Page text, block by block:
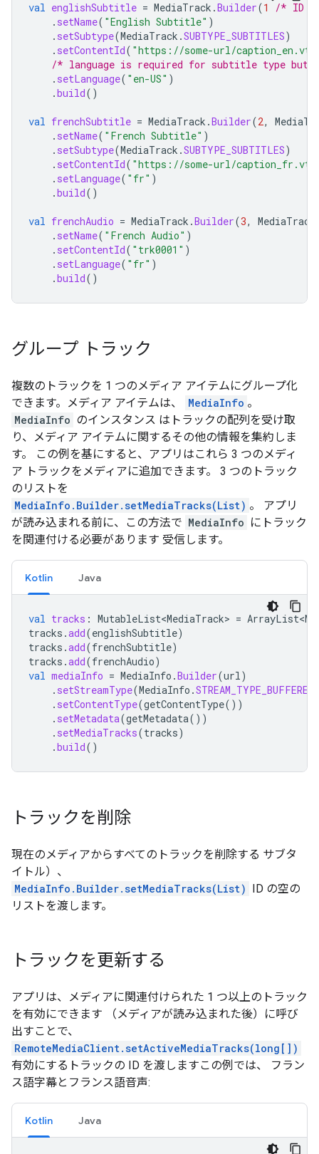
val englishSubtitle = MediaTrack .Builder(1
/* ID
. setName( "English Subtitle" )
. setSubtype(MediaTrack .SUBTYPE_SUBTITLES)
. setContentId( "https://some-url/
/* language is required for subtitle type but
. setLanguage( "en-US" )
.build()
val frenchSubtitle = MediaTrack .Builder(2,
. setName( "French Subtitle" )
. setSubtype(MediaTrack .SUBTYPE_SUBTITLES)
. setContentId( "https://some-url/
. setLanguage( "fr" )
.build()
val frenchAudio = MediaTrack .Builder(3, MediaTrack
. setName( "French Audio" )
. setContentId( "trk0001" )
. setLanguage( "fr" )
.build()
グループ トラック
複数のトラックを 1 つのメディア アイテムにグループ化
できます。メディア アイテムは、
MediaInfo 。
MediaInfo のインスタンス はトラックの配列を受け取
り、メディア アイテムに関するその他の情報を集約しま
す。 この例を基にすると、アプリはこれら 3 つのメディ
ア トラックをメディアに追加できます。 3 つのトラック
のリストを
MediaInfo.Builder.setMediaTracks(List) 。 アプリ
が読み込まれる前に、この方法で MediaInfo にトラック
を関連付ける必要があります 受信します。
Kotlin Java
val tracks : MutableList<MediaTrack> =
tracks .add(englishSubtitle)
tracks .add(frenchSubtitle)
tracks .add(frenchAudio)
val mediaInfo = MediaInfo .Builder(url)
. setStreamType(MediaInfo .STREAM_TYPE_BUFFERED
. setContentType(getContentType())
. setMetadata(getMetadata())
. setMediaTracks(tracks)
.build()
トラックを削除
現在のメディアからすべてのトラックを削除する サブタ
イトル）、
MediaInfo.Builder.setMediaTracks(List) ID の空の
リストを渡します。
トラックを更新する
アプリは、メディアに関連付けられた 1 つ以上のトラック
を有効にできます （メディアが読み込まれた後）に呼び
出すことで、
RemoteMediaClient.setActiveMediaTracks(long[])
有効にするトラックの ID を渡しますこの例では、 フラン
ス語字幕とフランス語音声:
Kotlin Java